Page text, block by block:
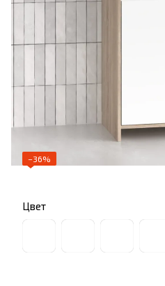
−36%
Цвет